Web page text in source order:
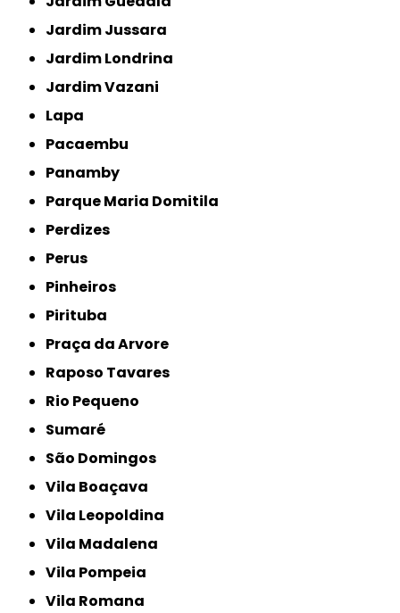
Jardim Jussara
Jardim Londrina
Jardim Vazani
Lapa
Pacaembu
Panamby
Parque Maria Domitila
Perdizes
Perus
Pinheiros
Pirituba
Praça da Arvore
Raposo Tavares
Rio Pequeno
Sumaré
São Domingos
Vila Boaçava
Vila Leopoldina
Vila Madalena
Vila Pompeia
Vila Romana